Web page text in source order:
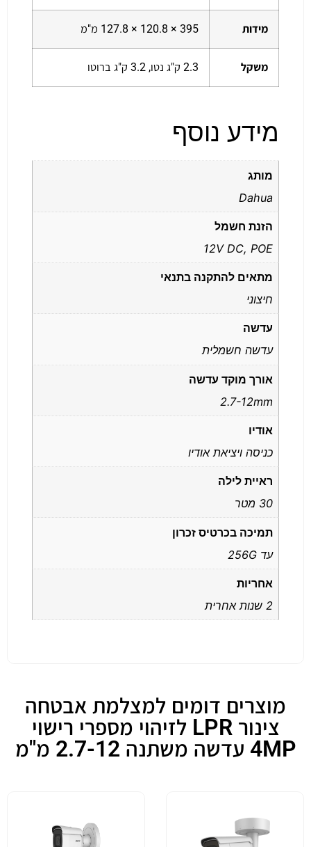
מידות 395 × 120.8 × 127.8 מ"מ
משקל 2.3 ק"ג נטו, 3.2 ק"ג ברוטו
מידע נוסף
מותג
Dahua
הזנת חשמל
12V DC, POE
מתאים להתקנה בתנאי
חיצוני
עדשה
עדשה חשמלית
אורך מוקד עדשה
2.7-12mm
אודיו
כניסה ויציאת אודיו
ראיית לילה
30 מטר
תמיכה בכרטיס זכרון
עד 256G
אחריות
2 שנות אחרית
מוצרים דומים למצלמת אבטחה
צינור LPR לזיהוי מספרי רישוי
4MP עדשה משתנה 2.7-12 מ"מ